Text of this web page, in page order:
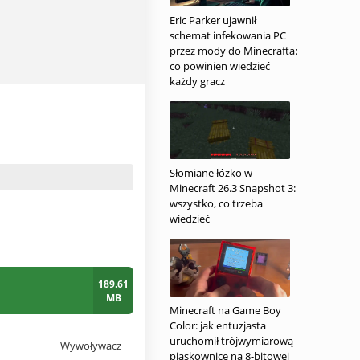
189.61
MB
Wywoływacz
Eric Parker ujawnił
schemat infekowania PC
przez mody do Minecrafta:
co powinien wiedzieć
każdy gracz
Słomiane łóżko w
Minecraft 26.3 Snapshot 3:
wszystko, co trzeba
wiedzieć
Minecraft na Game Boy
Color: jak entuzjasta
uruchomił trójwymiarową
piaskownicę na 8-bitowej